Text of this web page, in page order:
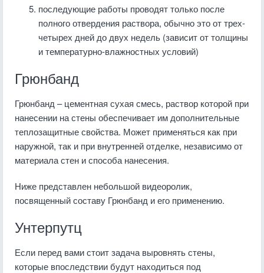
последующие работы проводят только после
полного отвердения раствора, обычно это от трех-
четырех дней до двух недель (зависит от толщины
и температурно-влажностных условий)
Грюнбанд
Грюнбанд – цементная сухая смесь, раствор которой при
нанесении на стены обеспечивает им дополнительные
теплозащитные свойства. Может применяться как при
наружной, так и при внутренней отделке, независимо от
материала стен и способа нанесения.
Ниже представлен небольшой видеоролик,
посвященный составу Грюнбанд и его применению.
Унтерпутц
Если перед вами стоит задача выровнять стены,
которые впоследствии будут находиться под